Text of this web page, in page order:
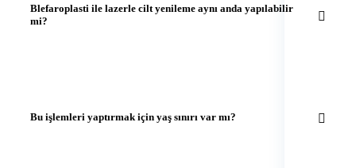
Blefaroplasti ile lazerle cilt yenileme aynı anda yapılabilir
mi?
Bu işlemleri yaptırmak için yaş sınırı var mı?